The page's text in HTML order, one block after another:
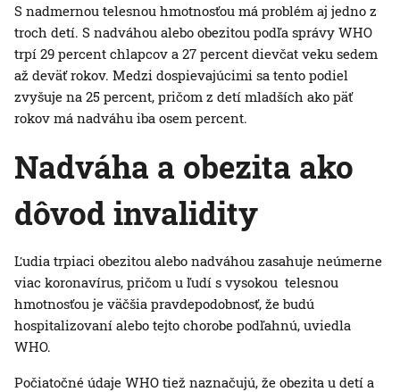
S nadmernou telesnou hmotnosťou má problém aj jedno z
troch detí. S nadváhou alebo obezitou podľa správy WHO
trpí 29 percent chlapcov a 27 percent dievčat veku sedem
až deväť rokov. Medzi dospievajúcimi sa tento podiel
zvyšuje na 25 percent, pričom z detí mladších ako päť
rokov má nadváhu iba osem percent.
Nadváha a obezita ako
dôvod invalidity
Ľudia trpiaci obezitou alebo nadváhou zasahuje neúmerne
viac koronavírus, pričom u ľudí s vysokou telesnou
hmotnosťou je väčšia pravdepodobnosť, že budú
hospitalizovaní alebo tejto chorobe podľahnú, uviedla
WHO.
Počiatočné údaje WHO tiež naznačujú, že obezita u detí a